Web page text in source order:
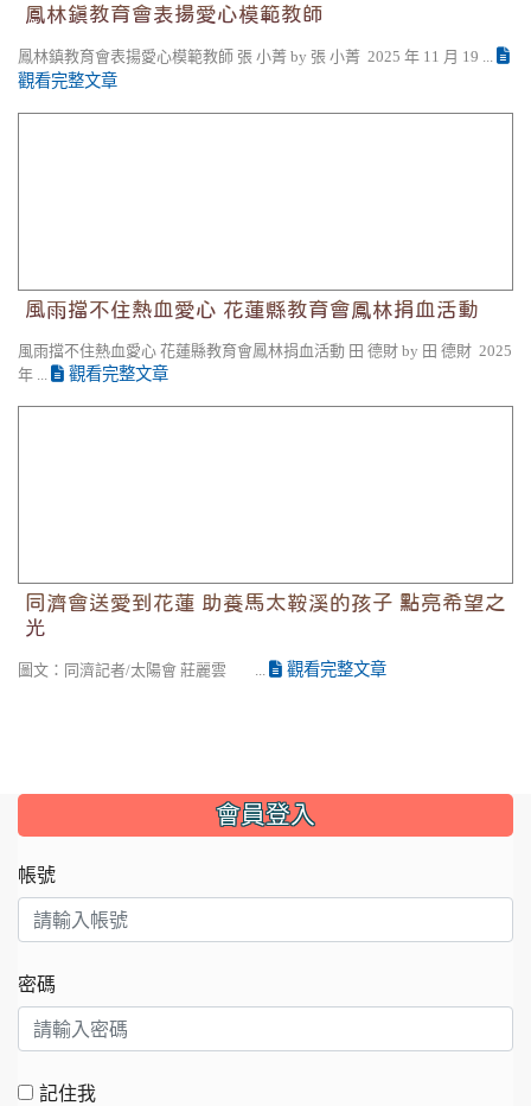
鳳林鎮教育會表揚愛心模範教師
鳳林鎮教育會表揚愛心模範教師 張 小菁 by 張 小菁 2025 年 11 月 19 ...
觀看完整文章
風雨擋不住熱血愛心 花蓮縣教育會鳳林捐血活動
風雨擋不住熱血愛心 花蓮縣教育會鳳林捐血活動 田 德財 by 田 德財 2025
年 ...
觀看完整文章
同濟會送愛到花蓮 助養馬太鞍溪的孩子 點亮希望之
光
圖文：同濟記者/太陽會 莊麗雲 ... 觀看完整文章
會員登入
帳號
密碼
記住我